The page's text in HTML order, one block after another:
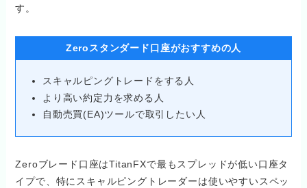
す。
Zeroスタンダード口座がおすすめの人
スキャルピングトレードをする人
より高い約定力を求める人
自動売買(EA)ツールで取引したい人
Zeroブレード口座はTitanFXで最もスプレッドが低い口座タ
イプで、特にスキャルピングトレーダーは使いやすいスペッ